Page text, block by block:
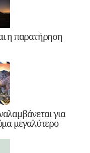
η παρατήρηση
για
μεγαλύτερο